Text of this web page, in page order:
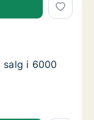
i 6000
Kolding,
i 6000
salg i 6000
i 6000